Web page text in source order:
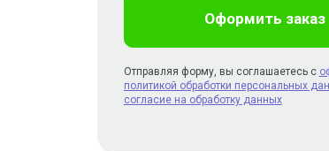
Оформить заказ
Отправляя форму, вы соглашаетесь с
политикой обработки персональных
согласие на обработку данных